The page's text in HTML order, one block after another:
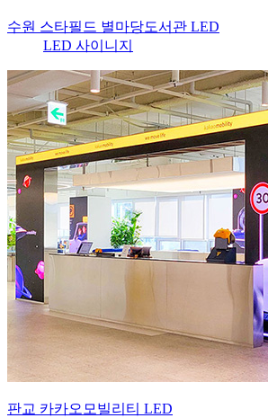
수원 스타필드 별마당도서관 LED
LED 사이니지
판교 카카오모빌리티 LED